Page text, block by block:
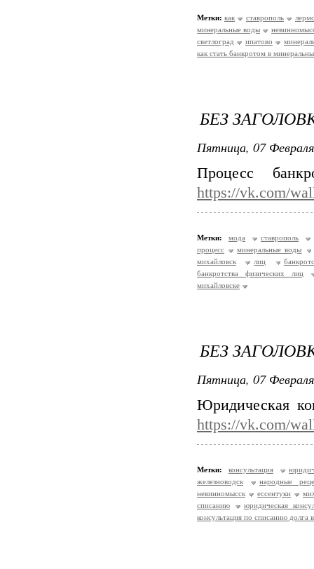
Метки: как ставрополь
минеральные воды
светлоград
ипатово
как стать банкротом в
БЕЗ
Пятница, 07
Процесс
https://vk.com/
Метки: мода
ставрополь
процесс
минеральные воды
михайловск
лиц
банкротства физических лиц
михайловске
БЕЗ
Пятница, 07
Юридическая
https://vk.com/
Метки: консультация
железноводск
народные
невинномысск
ессентуки
списанию
юридическая
консультация по списанию долга